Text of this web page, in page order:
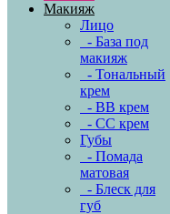
Макияж
Лицо
- База под
макияж
- Тональный
крем
- BB крем
- CC крем
Губы
- Помада
матовая
- Блеск для
губ